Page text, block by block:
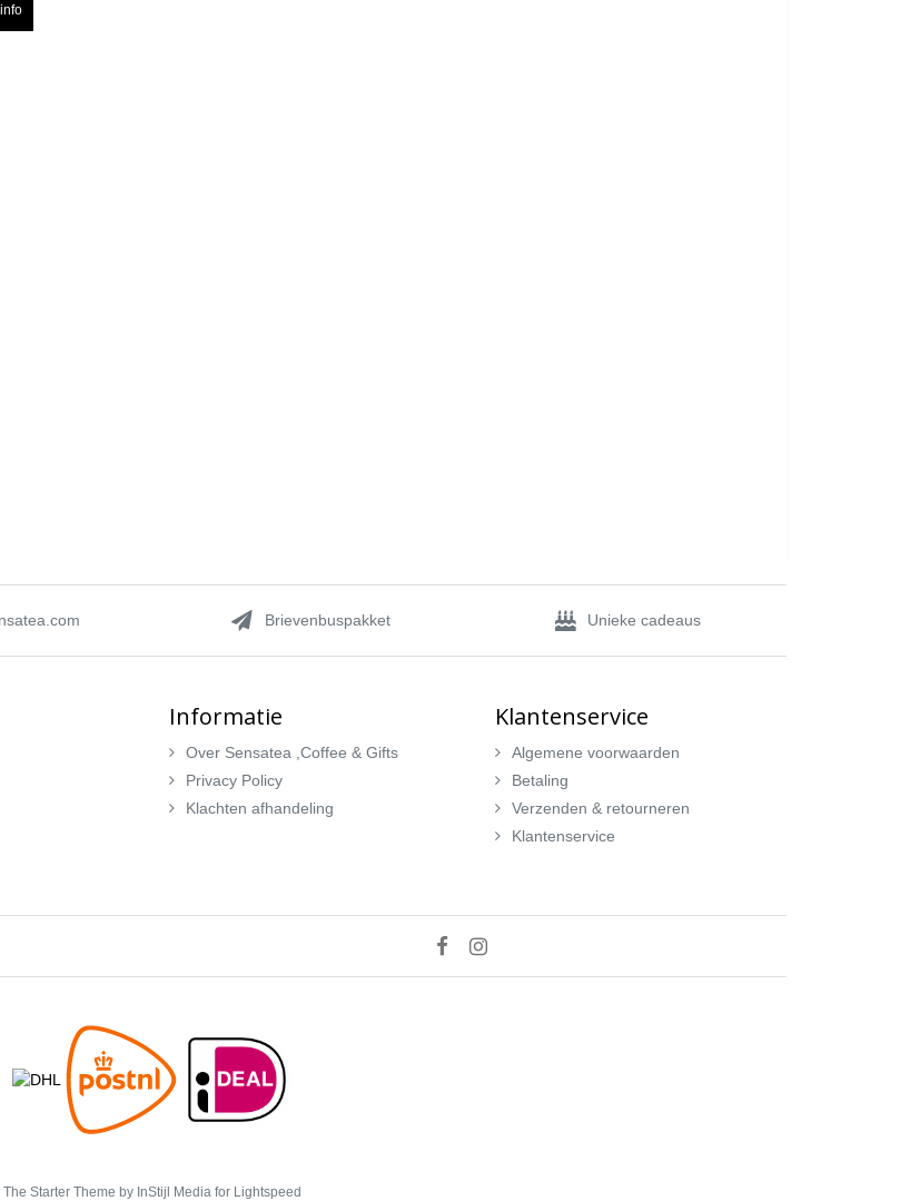
Brievenbuspakket Unieke cadeaus
Informatie
Over Sensatea ,Coffee & Gifts
Privacy Policy
Klachten afhandeling
Klantenservice
Algemene voorwaarden
Betaling
Verzenden & retourneren
Klantenservice
The Starter Theme by InStijl Media for Lightspeed